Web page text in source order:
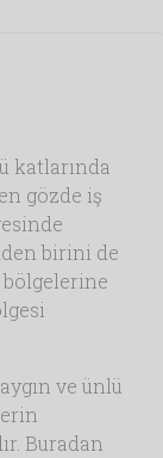
katlarında
gözde iş
birini de
ve ünlü
Buradan